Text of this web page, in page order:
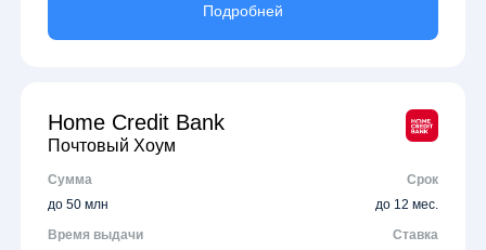
Подробней
Home Credit Bank
Почтовый Хоум
Сумма
Срок
до 50 млн
до 12 мес.
Время выдачи
Ставка